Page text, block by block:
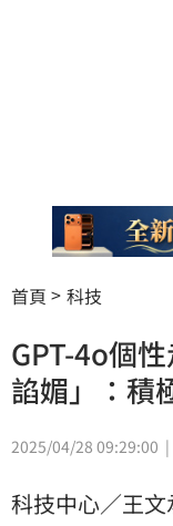
首頁 科技
GPT-4o個
諂媚」：積
2025/04/28 09:29:00
科技中心／王文